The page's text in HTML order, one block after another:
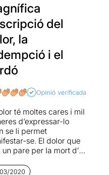
del
la
i el
Opinió verificada
té moltes cares i mil
d’expressar-lo
se li permet
se. El dolor que
un pare per la mort d’un
de la història
2020